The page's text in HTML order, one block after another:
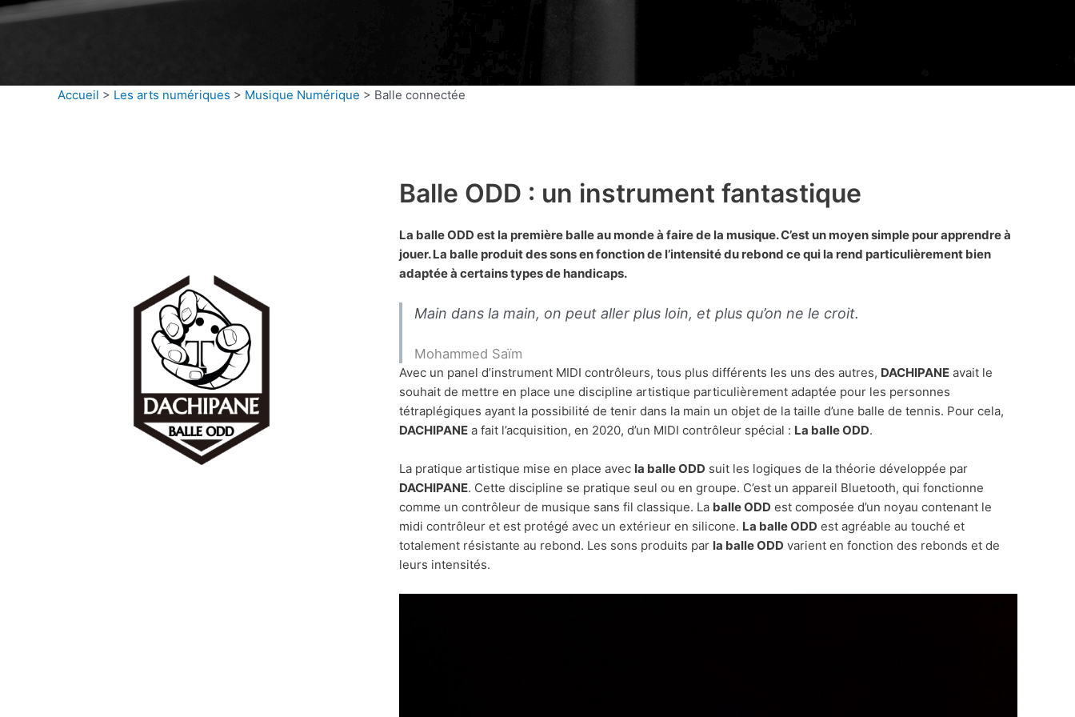
Accueil > Les arts numériques > Musique Numérique > Balle connectée
Balle ODD : un instrument fantastique
La balle ODD est la première balle au monde à faire de la musique. C’est un moyen simple pour apprendre à
jouer. La balle produit des sons en fonction de l’intensité du rebond ce qui la rend particulièrement bien
adaptée à certains types de handicaps.
Main dans la main, on peut aller plus loin, et plus qu’on ne le croit.
Mohammed Saïm
Avec un panel d’instrument MIDI contrôleurs, tous plus différents les uns des autres, DACHIPANE avait le
souhait de mettre en place une discipline artistique particulièrement adaptée pour les personnes
tétraplégiques ayant la possibilité de tenir dans la main un objet de la taille d’une balle de tennis. Pour cela,
DACHIPANE a fait l’acquisition, en 2020, d’un MIDI contrôleur spécial : La balle ODD.
La pratique artistique mise en place avec la balle ODD suit les logiques de la théorie développée par
DACHIPANE. Cette discipline se pratique seul ou en groupe. C’est un appareil Bluetooth, qui fonctionne
comme un contrôleur de musique sans fil classique. La balle ODD est composée d’un noyau contenant le
midi contrôleur et est protégé avec un extérieur en silicone. La balle ODD est agréable au touché et
totalement résistante au rebond. Les sons produits par la balle ODD varient en fonction des rebonds et de
leurs intensités.